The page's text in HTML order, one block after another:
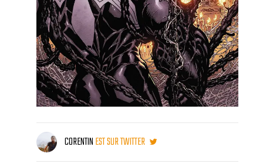
CORENTINEST SUR TWITTER